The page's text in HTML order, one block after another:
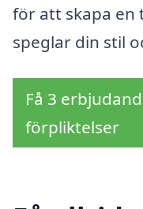
för att skapa en
speglar din stil
Få 3
förpliktelser